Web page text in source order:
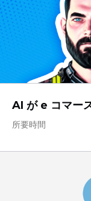
AI が e コマー
所要時間